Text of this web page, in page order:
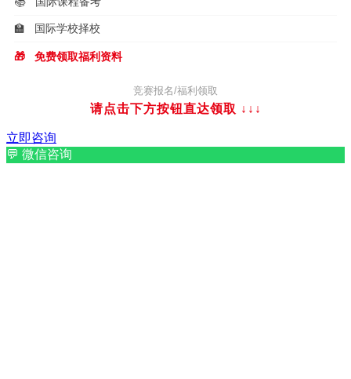
🏫 国际学校择校
🎁 免费领取福利资料
竞赛报名/福利领取
请点击下方按钮直达领取 ↓↓↓
立即咨询
💬 微信咨询